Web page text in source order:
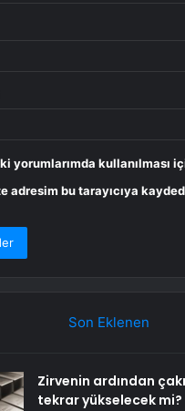
yorumlarımda kullanılması
adresim bu tarayıcıya
Son Eklenen
Zirvenin ardından
tekrar yükselecek mi?